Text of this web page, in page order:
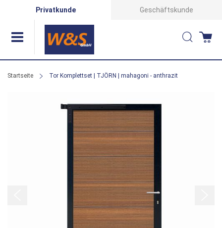
Privatkunde Geschäftskunde
Suche
Startseite Tor Komplettset | TJÖRN | mahagoni - anthrazit